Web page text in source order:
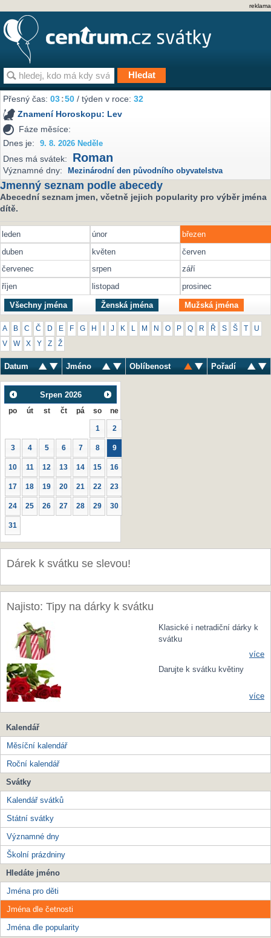
reklama
Přesný čas:03:50 / týden v roce:32
Znamení Horoskopu: Lev
Fáze měsíce:
Dnes je:
9. 8. 2026 Neděle
Dnes má svátek: Roman
Významné dny: Mezinárodní den původního obyvatelstva
Jmenný seznam podle abecedy
Abecední seznam jmen, včetně jejich popularity pro výběr jména
dítě.
leden únor
březen
duben
květen
červen
červenec
srpen
září
říjen
listopad prosinec
Všechny jména Ženská jména Mužská jména
A B C Č D E F G H J K M N O P Q R Ř S Š U
V W X Y Z Ž
Datum Jméno Oblíbenost Pořadí
Srpen 2026
po út st čt pá so ne
1 2
3 4 5 6 7 8 9
10 11 12 13 14 15 16
17 18 19 20 21 22 23
24 25 26 27 28 29 30
31
Dárek k svátku se slevou!
Najisto: Tipy na dárky k svátku
Klasické i netradiční dárky k
svátku
více
Darujte k svátku květiny
více
Kalendář
Měsíční kalendář
Roční kalendář
Svátky
Kalendář svátků
Státní svátky
Významné dny
Školní prázdniny
Hledáte jméno
Jména pro děti
Jména dle četnosti
Jména dle popularity